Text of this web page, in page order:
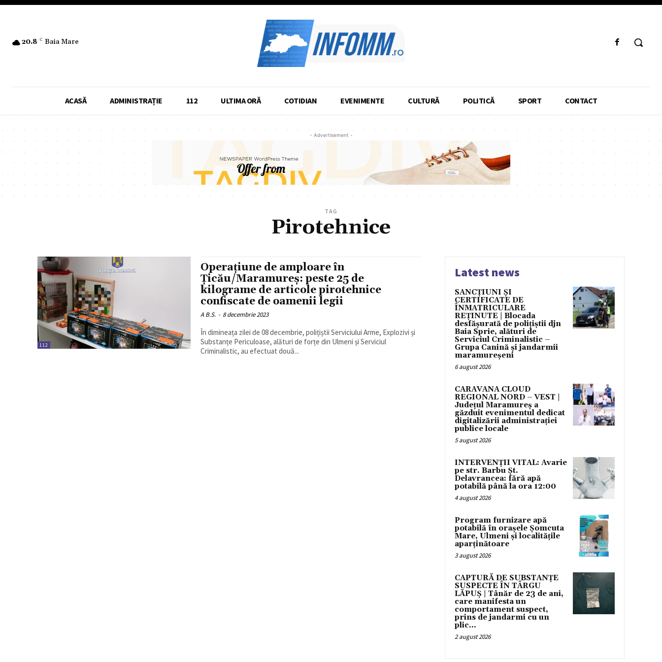
20.8 C Baia Mare
ACASĂ ADMINISTRAȚIE 112 ULTIMA ORĂ COTIDIAN EVENIMENTE CULTURĂ POLITICĂ SPORT CONTACT
- Advertisement -
TAG
Pirotehnice
112
Operațiune de amploare în
Țicău/Maramureș: peste 25 de
kilograme de articole pirotehnice
confiscate de oamenii legii
A B.S. - 8 decembrie 2023
În dimineața zilei de 08 decembrie, polițiștii Serviciului Arme, Explozivi și
Substanțe Periculoase, alături de forțe din Ulmeni și Serviciul
Criminalistic, au efectuat două...
Latest news
SANCȚIUNI ȘI
CERTIFICATE DE
ÎNMATRICULARE
REȚINUTE | Blocada
desfășurată de polițiștii djn
Baia Sprie, alături de
Serviciul Criminalistic –
Grupa Canină și jandarmii
maramureșeni
6 august 2026
CARAVANA CLOUD
REGIONAL NORD – VEST |
Județul Maramureș a
găzduit evenimentul dedicat
digitalizării administrației
publice locale
5 august 2026
INTERVENȚII VITAL: Avarie
pe str. Barbu Șt.
Delavrancea: fără apă
potabilă până la ora 12:00
4 august 2026
Program furnizare apă
potabilă în orașele Șomcuta
Mare, Ulmeni și localitățile
aparținătoare
3 august 2026
CAPTURĂ DE SUBSTANȚE
SUSPECTE ÎN TÂRGU
LĂPUȘ | Tânăr de 23 de ani,
care manifesta un
comportament suspect,
prins de jandarmi cu un
plic...
2 august 2026